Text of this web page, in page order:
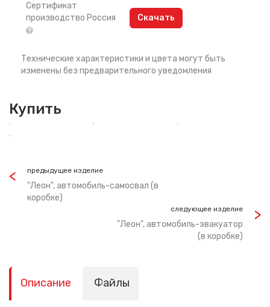
Сертификат
производство Россия
Скачать
Технические характеристики и цвета могут быть
изменены без предварительного уведомления
Купить
предыдущее изделие
"Леон", автомобиль-самосвал (в
коробке)
следующее изделие
"Леон", автомобиль-эвакуатор
(в коробке)
Описание Файлы